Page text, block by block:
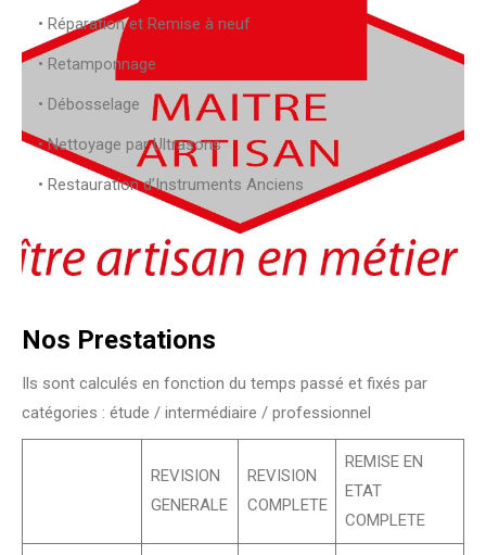
• Réparation et Remise à neuf
• Retamponnage
• Débosselage
• Nettoyage par Ultrasons
• Restauration d’Instruments Anciens
Nos Prestations
Ils sont calculés en fonction du temps passé et fixés par
catégories : étude / intermédiaire / professionnel
REVISION
GENERALE
REVISION
COMPLETE
REMISE EN
ETAT
COMPLETE